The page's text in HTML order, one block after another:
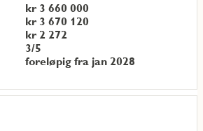
kr 3 660 000
kr 3 670 120
kr 2 272
3/5
foreløpig fra jan 2028